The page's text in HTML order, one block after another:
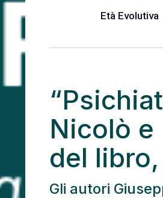
Età Evolutiva
Nicolò e
del
Gli autori